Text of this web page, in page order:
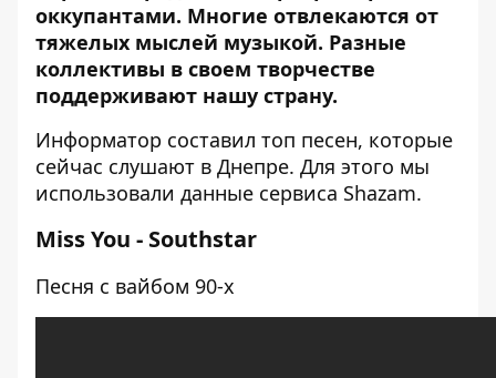
оккупантами. Многие отвлекаются от
тяжелых мыслей музыкой. Разные
коллективы в своем творчестве
поддерживают нашу страну.
Информатор составил топ песен, которые
сейчас слушают в Днепре. Для этого мы
использовали данные сервиса Shazam.
Miss You - Southstar
Песня с вайбом 90-х